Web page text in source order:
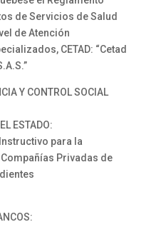
de Servicios de Salud
de Atención
CETAD: “Cetad
Y CONTROL SOCIAL
ESTADO:
para la
Privadas de